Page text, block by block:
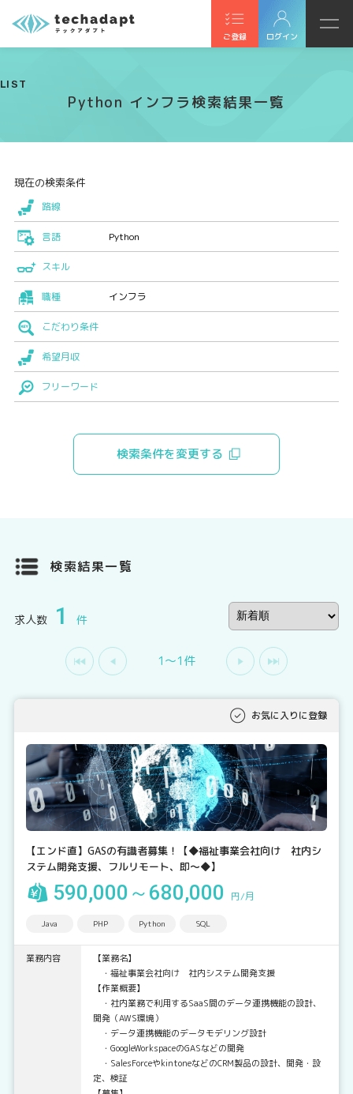
ご登録 ログイン
LIST
Python インフラ検索結果一覧
現在の検索条件
路線
言語 Python
スキル
職種 インフラ
こだわり条件
希望月収
フリーワード
検索条件を変更する
検索結果一覧
求人数 1 件
1〜1件
お気に入りに登録
【エンド直】GASの有識者募集！【◆福祉事業会社向け 社内シ
ステム開発支援、フルリモート、即～◆】
590,000～680,000 円/月
Java PHP Python SQL
業務内容
【業務名】
・福祉事業会社向け 社内システム開発支援
【作業概要】
・社内業務で利用するSaaS間のデータ連携機能の設計、
開発（AWS環境）
・データ連携機能のデータモデリング設計
・GoogleWorkspaceのGASなどの開発
・SalesForceやkintoneなどのCRM製品の設計、開発・設
定、検証